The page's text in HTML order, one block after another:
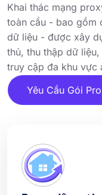
Khai thác mạng
toàn cầu - bao gồm
dữ liệu - được xây
thủ, thu thập dữ
truy cập đa khu vực
Yêu Cầu Gói